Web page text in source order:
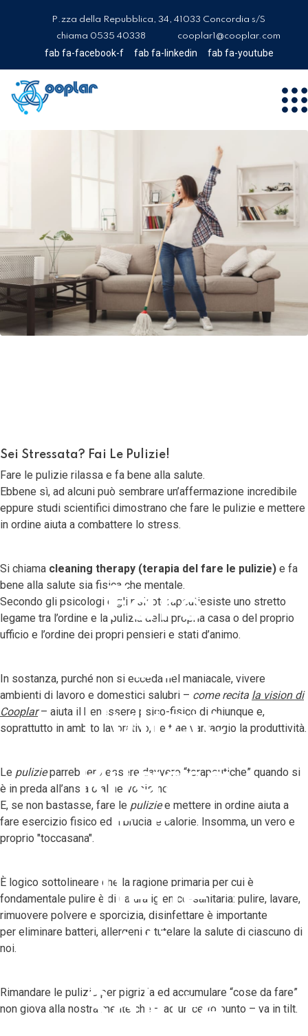
P.zza della Repubblica, 34, 41033 Concordia s/S
chiama 0535 40338
cooplar1@cooplar.com
fab fa-facebook-f fab fa-linkedin fab fa-youtube
Fare
Le
Pulizie
Rilassa
E Fa
Bene
Salute
Sei Stressata? Fai Le Pulizie!
Fare le pulizie rilassa e fa bene alla salute.
Ebbene sì, ad alcuni può sembrare un’affermazione incredibile
eppure studi scientifici dimostrano che fare le pulizie e mettere
in ordine aiuta a combattere lo stress.
Si chiama cleaning therapy (terapia del fare le pulizie) e fa
bene alla salute sia fisica che mentale.
Secondo gli psicologi e gli psicoterapeutiesiste uno stretto
legame tra l’ordine e la pulizia della propria casa o del proprio
ufficio e l’ordine dei propri pensieri e stati d’animo.
In sostanza, purché non si ecceda nel maniacale, vivere
ambienti di lavoro e domestici salubri – come recita la vision di
Cooplar– aiuta il benessere psico-fisico di chiunque e,
soprattutto in ambito lavorativo, ne trae vantaggio la produttività.
Le pulizieparrebbero essere davvero “terapeutiche” quando si
è in preda all’ansia o al nervosismo.
E, se non bastasse, fare le puliziee mettere in ordine aiuta a
fare esercizio fisico ed a bruciare calorie. Insomma, un vero e
proprio "toccasana".
È logico sottolineare che la ragione primaria per cui è
fondamentale pulire è di natura igienico-sanitaria: pulire, lavare,
rimuovere polvere e sporcizia, disinfettare è importante
per eliminare batteri, allergeni e tutelare la salute di ciascuno di
noi.
Rimandare le pulizie per pigrizia ed accumulare “cose da fare”
non giova alla nostra mente che – ad un certo punto – va in tilt.